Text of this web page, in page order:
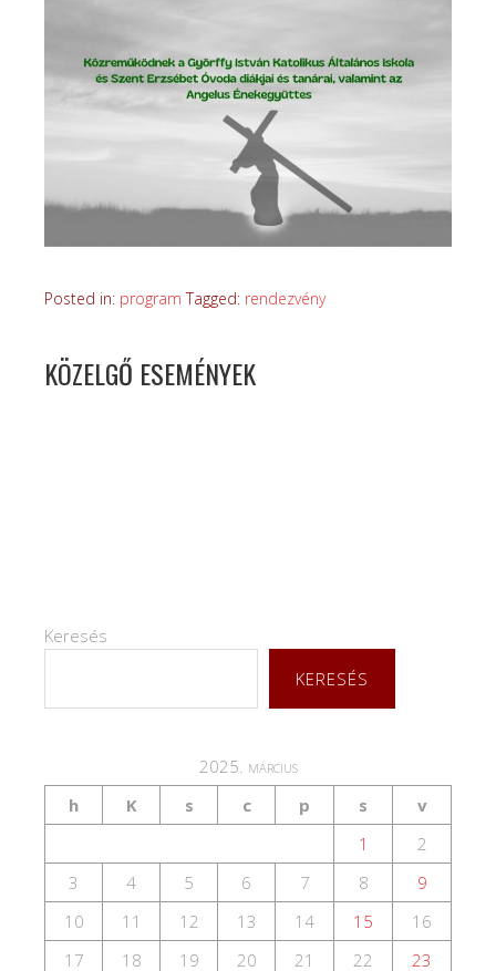
Posted in: program Tagged: rendezvény
KÖZELGŐ ESEMÉNYEK
Keresés
KERESÉS
2025. március
h
K s c p s
v
1
2
3
4 5 6 7 8
9
10
11 12 13 14 15
16
17
18 19 20 21 22
23